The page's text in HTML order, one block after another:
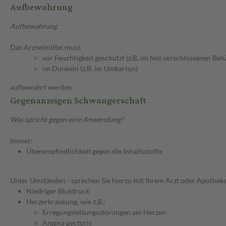
Aufbewahrung
Aufbewahrung
Das Arzneimittel muss
vor Feuchtigkeit geschützt (z.B. im fest verschlossenen
im Dunkeln (z.B. im Umkarton)
aufbewahrt werden.
Gegenanzeigen Schwangerschaft
Was spricht gegen eine Anwendung?
Immer:
Überempfindlichkeit gegen die Inhaltsstoffe
Unter Umständen - sprechen Sie hierzu mit Ihrem Arzt oder
Niedriger Blutdruck
Herzerkrankung, wie z.B.:
Erregungsleitungsstörungen am Herzen
Angina pectoris